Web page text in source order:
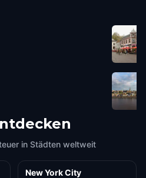
in Städten weltweit
New York City